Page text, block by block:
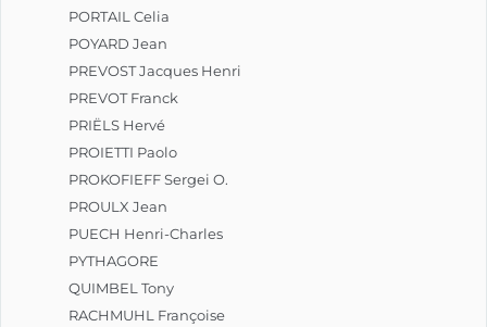
PORTAIL Celia
POYARD Jean
PREVOST Jacques Henri
PREVOT Franck
PRIËLS Hervé
PROIETTI Paolo
PROKOFIEFF Sergei O.
PROULX Jean
PUECH Henri-Charles
PYTHAGORE
QUIMBEL Tony
RACHMUHL Françoise